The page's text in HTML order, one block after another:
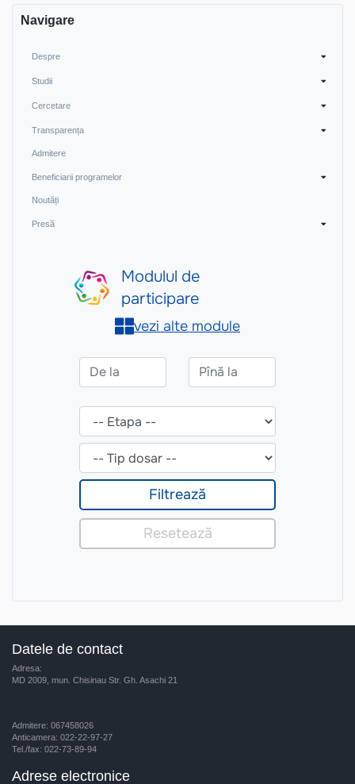
Navigare
Despre
Studii
Cercetare
Transparența
Admitere
Beneficiarii programelor
Noutăți
Presă
Datele de contact
Adresa:
MD 2009, mun. Chisinau Str. Gh. Asachi 21
Admitere: 067458026
Anticamera: 022-22-97-27
Tel./fax: 022-73-89-94
Adrese electronice